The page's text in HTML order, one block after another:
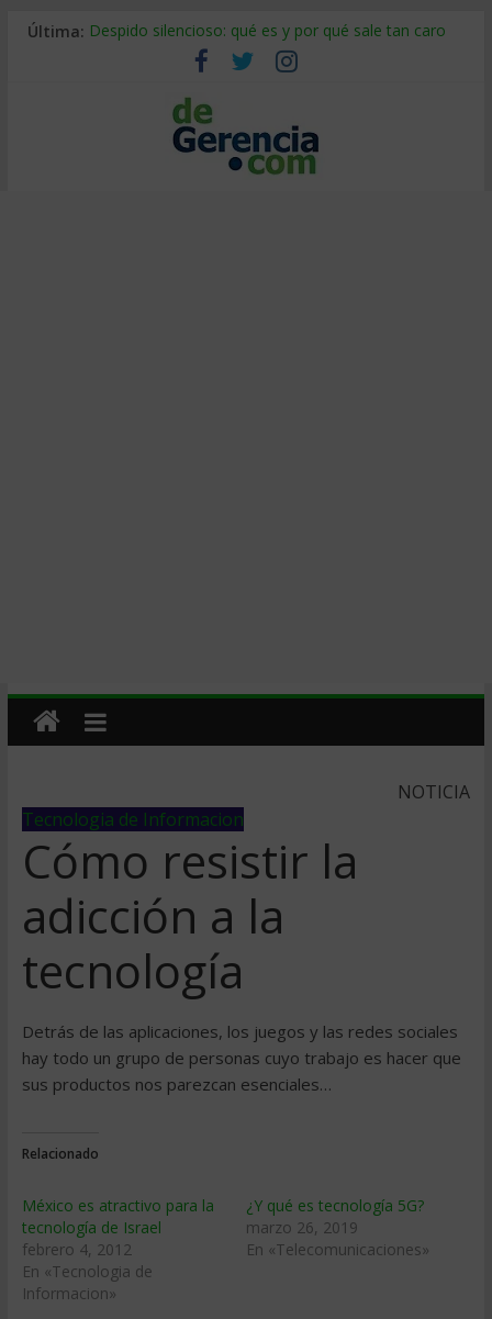
Última: Despido silencioso: qué es y por qué sale tan caro
La economía de Venezuela después del terremoto
Los 8 pasos de Kotter: liderar el cambio sin fracasar
Gestión de proyectos con IA: qué cambia en el oficio
IA y creatividad: cómo evitar que todos piensen igual
NOTICIA
Tecnologia de Informacion
Cómo resistir la
adicción a la
tecnología
Detrás de las aplicaciones, los juegos y las redes sociales
hay todo un grupo de personas cuyo trabajo es hacer que
sus productos nos parezcan esenciales…
Relacionado
México es atractivo para la
tecnología de Israel
febrero 4, 2012
En «Tecnologia de
Informacion»
¿Y qué es tecnología 5G?
marzo 26, 2019
En «Telecomunicaciones»